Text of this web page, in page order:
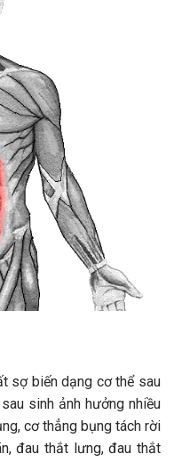
sợ biến dạng cơ thể sau
sinh ảnh hưởng nhiều
cơ thẳng bụng tách rời
đau thắt lưng, đau thắt